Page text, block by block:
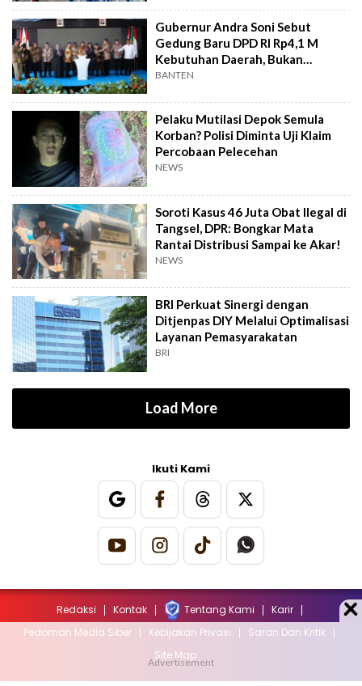
Gubernur Andra Soni Sebut
Gedung Baru DPD RI Rp4,1 M
Kebutuhan Daerah, Bukan
Senator
BANTEN
Pelaku Mutilasi Depok Semula
Korban? Polisi Diminta Uji Klaim
Percobaan Pelecehan
NEWS
Soroti Kasus 46 Juta Obat Ilegal di
Tangsel, DPR: Bongkar Mata
Rantai Distribusi Sampai ke Akar!
NEWS
BRI Perkuat Sinergi dengan
Ditjenpas DIY Melalui Optimalisasi
Layanan Pemasyarakatan
BRI
Load More
Ikuti Kami
Redaksi Kontak Tentang Kami
Karir
Pedoman Media Siber
Kebijakan Privasi
Saran Dan Kritik
Site Map